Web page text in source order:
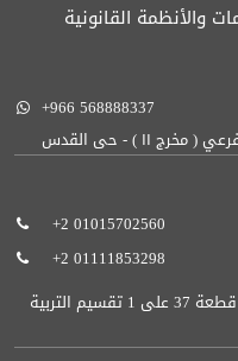
والأنظمة القانونية
+966 568888337
١١ ) - حى القدس
+2 01015702560
+2 01111853298
العاشر من رمضان مجاورة 8 قطعة 37 على 1 تقسيم التربية